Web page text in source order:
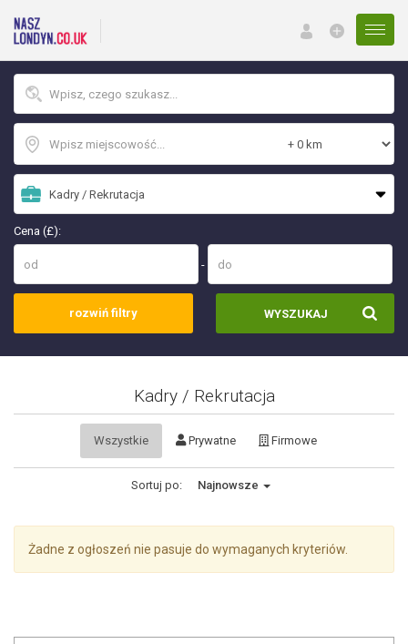
Menu
Cena (£):
-
rozwiń filtry WYSZUKAJ
Kadry / Rekrutacja
Wszystkie Prywatne Firmowe
Sortuj po: Najnowsze
Żadne z ogłoszeń nie pasuje do wymaganych kryteriów.